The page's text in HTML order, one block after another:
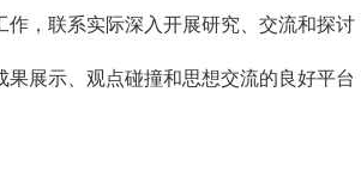
，联系实际深入开展研究、交流和探讨
展示、观点碰撞和思想交流的良好平